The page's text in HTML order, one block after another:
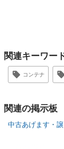
関連キーワー
コンテナ
関連の掲示板
中古あげます・